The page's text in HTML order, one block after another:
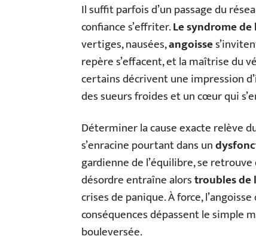
Il suffit parfois d’un passage du
confiance s’effriter.Le syndrome
vertiges, nausées,angoisse
repère s’effacent, et la maîtrise du
certains décrivent une impression d’
des sueurs froides et un cœur qui
Déterminer la cause exacte relève
s’enracine pourtant dans un
gardienne de l’équilibre, se
désordre entraîne alorstroubles de
crises de panique. À force,
conséquences dépassent le simple
bouleversée.